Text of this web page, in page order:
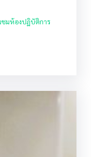
ชมห้องปฏิบัติการ